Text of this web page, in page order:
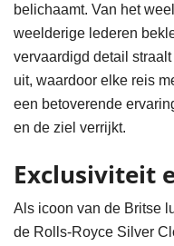
belichaamt. Van het
weelderige lederen
vervaardigd detail
uit, waardoor elke reis
een betoverende
en de ziel verrijkt.
Exclusiviteit
Als icoon van de Britse
de Rolls-Royce Silver